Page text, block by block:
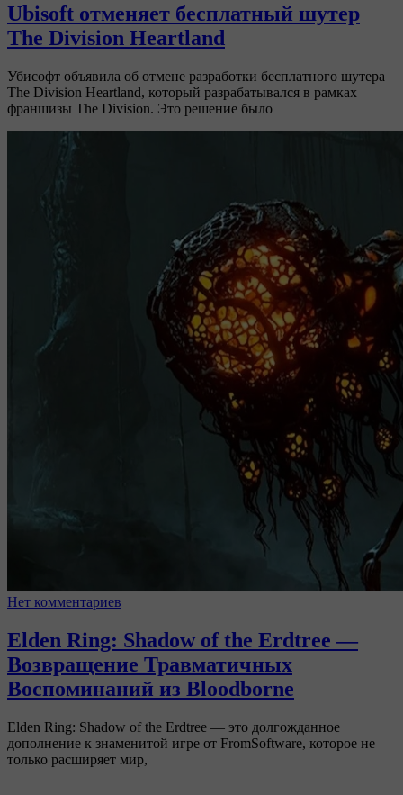
Ubisoft отменяет бесплатный шутер
The Division Heartland
Убисофт объявила об отмене разработки бесплатного шутера
The Division Heartland, который разрабатывался в рамках
франшизы The Division. Это решение было
Нет комментариев
Elden Ring: Shadow of the Erdtree —
Возвращение Травматичных
Воспоминаний из Bloodborne
Elden Ring: Shadow of the Erdtree — это долгожданное
дополнение к знаменитой игре от FromSoftware, которое не
только расширяет мир,